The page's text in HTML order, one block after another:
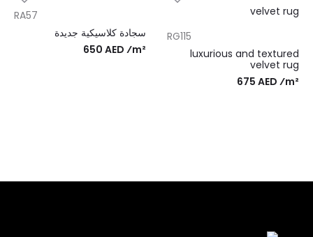
RG115
luxurious and textured
velvet rug
675 AED ⁄m²
RA57
سجادة كلاسيكية جديدة
650 AED ⁄m²